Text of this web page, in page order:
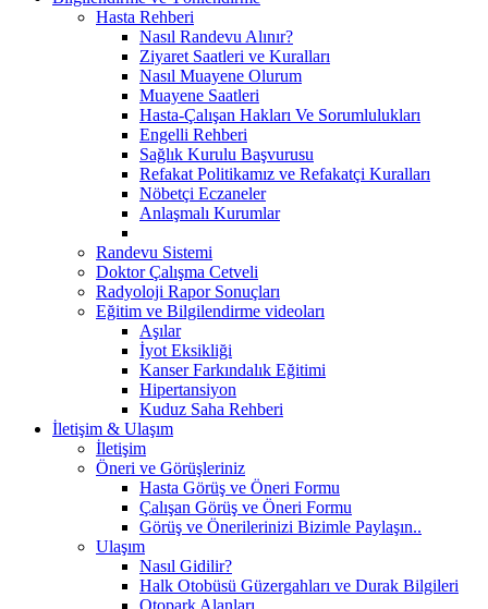
Hasta Rehberi
Nasıl Randevu Alınır?
Ziyaret Saatleri ve Kuralları
Nasıl Muayene Olurum
Muayene Saatleri
Hasta-Çalışan Hakları Ve Sorumlulukları
Engelli Rehberi
Sağlık Kurulu Başvurusu
Refakat Politikamız ve Refakatçi Kuralları
Nöbetçi Eczaneler
Anlaşmalı Kurumlar
Randevu Sistemi
Doktor Çalışma Cetveli
Radyoloji Rapor Sonuçları
Eğitim ve Bilgilendirme videoları
Aşılar
İyot Eksikliği
Kanser Farkındalık Eğitimi
Hipertansiyon
Kuduz Saha Rehberi
İletişim & Ulaşım
İletişim
Öneri ve Görüşleriniz
Hasta Görüş ve Öneri Formu
Çalışan Görüş ve Öneri Formu
Görüş ve Önerilerinizi Bizimle Paylaşın..
Ulaşım
Nasıl Gidilir?
Halk Otobüsü Güzergahları ve Durak Bilgileri
Otopark Alanları